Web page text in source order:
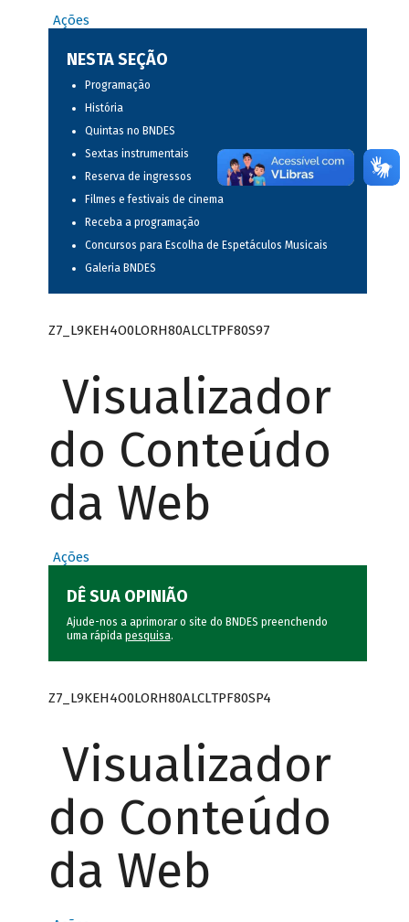
Ações
NESTA SEÇÃO
Programação
História
Quintas no BNDES
Sextas instrumentais
Reserva de ingressos
Filmes e festivais de cinema
Receba a programação
Concursos para Escolha de Espetáculos Musicais
Galeria BNDES
Z7_L9KEH4O0LORH80ALCLTPF80S97
Visualizador
do Conteúdo
da Web
Ações
DÊ SUA OPINIÃO
Ajude-nos a aprimorar o site do BNDES preenchendo
uma rápida pesquisa.
Z7_L9KEH4O0LORH80ALCLTPF80SP4
Visualizador
do Conteúdo
da Web